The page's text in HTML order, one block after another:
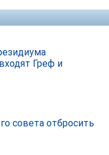
Греф и
совета отбросить